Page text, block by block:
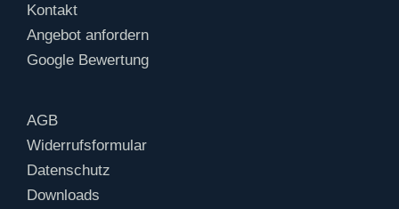
Kontakt
Angebot anfordern
Google Bewertung
AGB
Widerrufsformular
Datenschutz
Downloads